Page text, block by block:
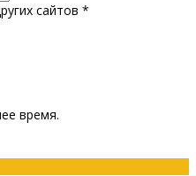
сайтов *
время.